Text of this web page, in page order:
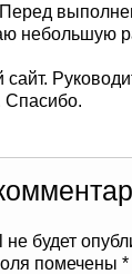
небольшую
Спасибо.
будет
помечены *